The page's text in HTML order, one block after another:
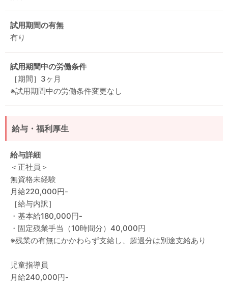
試用期間の有無
有り
試用期間中の労働条件
［期間］3ヶ月
※試用期間中の労働条件変更なし
給与・福利厚生
給与詳細
＜正社員＞
無資格未経験
月給220,000円-
［給与内訳］
・基本給180,000円-
・固定残業手当（10時間分）40,000円
※残業の有無にかかわらず支給し、超過分は別途支給あり
児童指導員
月給240,000円-